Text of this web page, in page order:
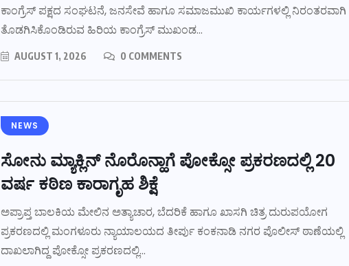
ಕಾಂಗ್ರೆಸ್ ಪಕ್ಷದ ಸಂಘಟನೆ, ಜನಸೇವೆ ಹಾಗೂ ಸಮಾಜಮುಖಿ ಕಾರ್ಯಗಳಲ್ಲಿ ನಿರಂತರವಾಗಿ
ತೊಡಗಿಸಿಕೊಂಡಿರುವ ಹಿರಿಯ ಕಾಂಗ್ರೆಸ್ ಮುಖಂಡ...
AUGUST 1, 2026 0 COMMENTS
NEWS
ಸೋನು ಮ್ಯಾಕ್ಲಿನ್ ನೊರೊನ್ಹಾಗೆ ಪೋಕ್ಸೋ ಪ್ರಕರಣದಲ್ಲಿ 20
ವರ್ಷ ಕಠಿಣ ಕಾರಾಗೃಹ ಶಿಕ್ಷೆ
ಅಪ್ರಾಪ್ತ ಬಾಲಕಿಯ ಮೇಲಿನ ಅತ್ಯಾಚಾರ, ಬೆದರಿಕೆ ಹಾಗೂ ಖಾಸಗಿ ಚಿತ್ರ ದುರುಪಯೋಗ
ಪ್ರಕರಣದಲ್ಲಿ ಮಂಗಳೂರು ನ್ಯಾಯಾಲಯದ ತೀರ್ಪು ಕಂಕನಾಡಿ ನಗರ ಪೊಲೀಸ್ ಠಾಣೆಯಲ್ಲಿ
ದಾಖಲಾಗಿದ್ದ ಪೋಕ್ಸೋ ಪ್ರಕರಣದಲ್ಲಿ...